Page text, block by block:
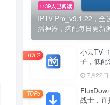
1139人已阅读
IPTV Pro_v9.1.22，全
播神器，搭配每日更新
小云
子，低配
7月22日
TOP2
战士，直
TOP3